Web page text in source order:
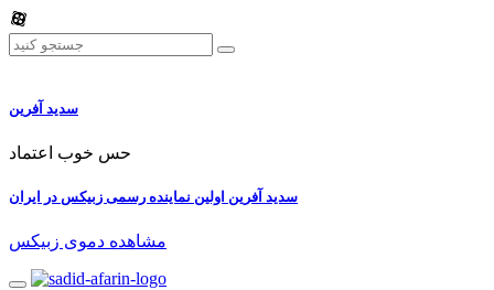
سدید آفرین
حس خوب اعتماد
سدید آفرین اولین نماینده رسمی زبیکس در ایران
مشاهده دموی زبیکس